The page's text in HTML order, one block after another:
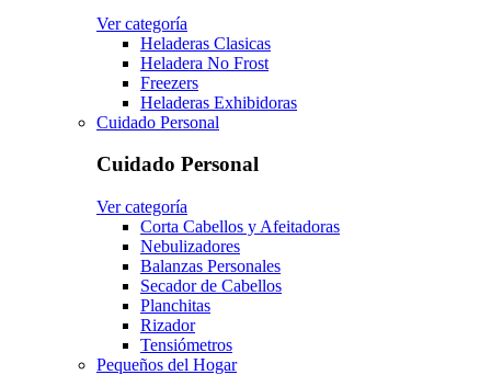
Ver categoría
Heladeras Clasicas
Heladera No Frost
Freezers
Heladeras Exhibidoras
Cuidado Personal
Cuidado Personal
Ver categoría
Corta Cabellos y Afeitadoras
Nebulizadores
Balanzas Personales
Secador de Cabellos
Planchitas
Rizador
Tensiómetros
Pequeños del Hogar